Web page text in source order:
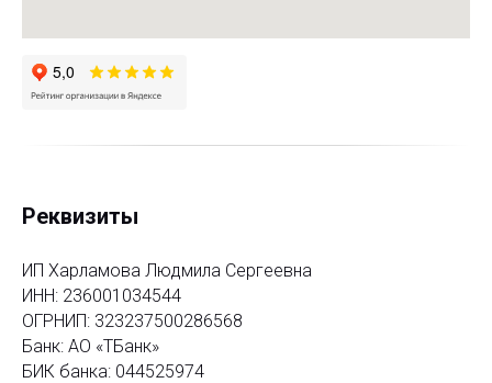
Реквизиты
ИП Харламова Людмила Сергеевна
ИНН: 236001034544
ОГРНИП: 323237500286568
Банк: АО «ТБанк»
БИК банка: 044525974